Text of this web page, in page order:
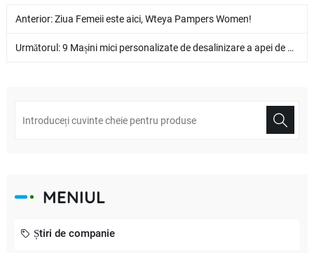
Anterior:Ziua Femeii este aici, Wteya Pampers Women!
Următorul:9 Mașini mici personalizate de desalinizare a apei de mare pentru client din Filipine
MENIUL
Știri de companie